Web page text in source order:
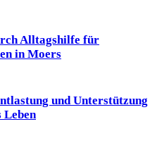
Alltagshilfe für
in Moers
und Unterstützung
Leben